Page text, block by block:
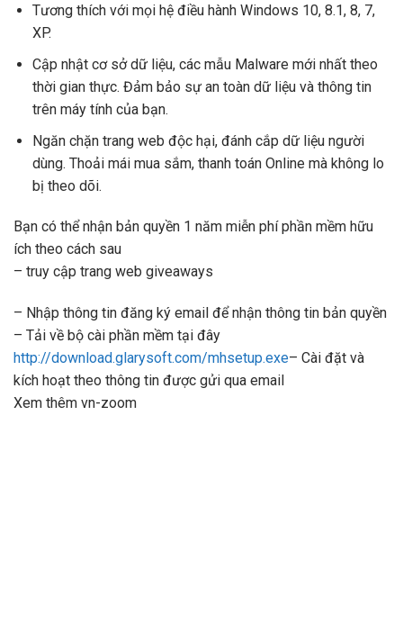
Tương thích với mọi hệ điều hành Windows 10, 8.1, 8, 7,
XP.
Cập nhật cơ sở dữ liệu, các mẫu Malware mới nhất theo
thời gian thực. Đảm bảo sự an toàn dữ liệu và thông tin
trên máy tính của bạn.
Ngăn chặn trang web độc hại, đánh cắp dữ liệu người
dùng. Thoải mái mua sắm, thanh toán Online mà không lo
bị theo dõi.
Bạn có thể nhận bản quyền 1 năm miễn phí phần mềm hữu
ích theo cách sau
– truy cập trang web giveaways
– Nhập thông tin đăng ký email để nhận thông tin bản quyền
– Tải về bộ cài phần mềm tại đây
http://download.glarysoft.com/mhsetup.exe– Cài đặt và
kích hoạt theo thông tin được gửi qua email
Xem thêm vn-zoom